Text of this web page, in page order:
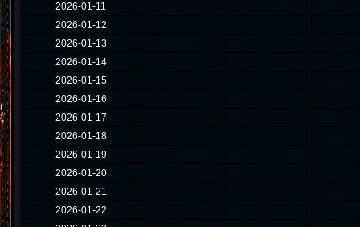
2026-01-11
2026-01-12
2026-01-13
2026-01-14
2026-01-15
2026-01-16
2026-01-17
2026-01-18
2026-01-19
2026-01-20
2026-01-21
2026-01-22